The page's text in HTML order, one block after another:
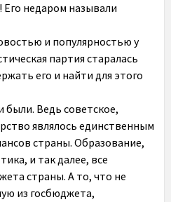
недаром называли
и популярностью у
партия старалась
его и найти для этого
были. Ведь советское,
являлось единственным
страны. Образование,
и так далее, все
страны. А то, что не
из госбюджета,